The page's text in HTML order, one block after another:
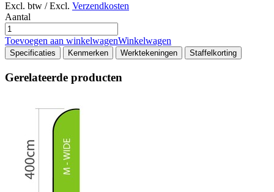
Excl. btw / Excl. Verzendkosten
Aantal
Toevoegen aan winkelwagenWinkelwagen
Specificaties Kenmerken Werktekeningen Staffelkorting
Gerelateerde producten